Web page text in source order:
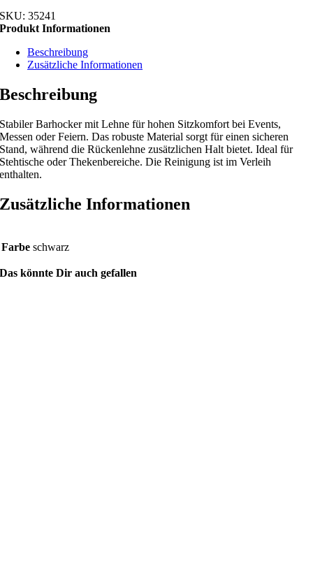
SKU:35241
Produkt Informationen
Beschreibung
Zusätzliche Informationen
Beschreibung
Stabiler Barhocker mit Lehne für hohen Sitzkomfort bei Events,
Messen oder Feiern. Das robuste Material sorgt für einen sicheren
Stand, während die Rückenlehne zusätzlichen Halt bietet. Ideal für
Stehtische oder Thekenbereiche. Die Reinigung ist im Verleih
enthalten.
Zusätzliche Informationen
Farbe schwarz
Das könnte Dir auch gefallen